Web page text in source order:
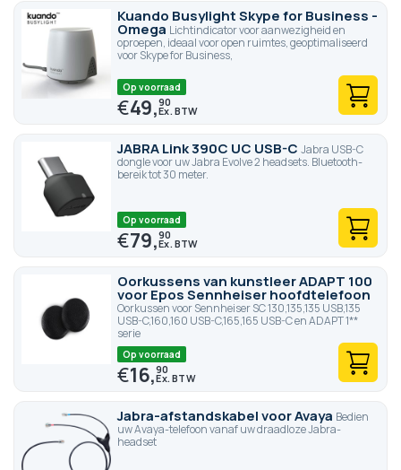
Kuando Busylight Skype for Business -
Omega Lichtindicator voor aanwezigheid en
oproepen, ideaal voor open ruimtes, geoptimaliseerd
voor Skype for Business,
Op voorraad
€49,90
JABRA Link 390C UC USB-C Jabra USB-C
dongle voor uw Jabra Evolve 2 headsets. Bluetooth-
bereik tot 30 meter.
Op voorraad
€79,90
Oorkussens van kunstleer ADAPT 100
voor Epos Sennheiser hoofdtelefoon
Oorkussen voor Sennheiser SC 130,135,135 USB,135
USB-C,160,160 USB-C,165,165 USB-C en ADAPT 1**
serie
Op voorraad
€16,90
Jabra-afstandskabel voor Avaya Bedien
uw Avaya-telefoon vanaf uw draadloze Jabra-
headset